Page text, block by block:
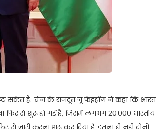
संकेत हैं. चीन के राजदूत जू फेइहोंग ने कहा कि भारत
फिर से शुरू हो गई है, जिसमें लगभग 20,000 भारतीय
से जारी करना शुरू कर दिया है. इतना ही नहीं दोनों